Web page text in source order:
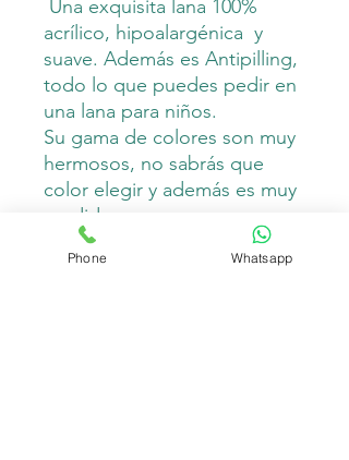
Una exquisita lana 100%
acrílico, hipoalargénica y
suave. Además es Antipilling,
todo lo que puedes pedir en
una lana para niños.
Su gama de colores son muy
hermosos, no sabrás que
color elegir y además es muy
rendidora.
Peso: 100 gramos
Phone Whatsapp